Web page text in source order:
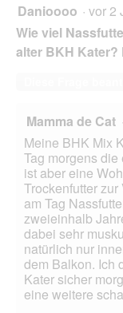
Danioooo · vor 2
Wie viel
alter BKH Kater?
Mamma de Cat ·
Meine BHK Mix
Tag morgens
ist aber eine
Trockenfutter
am Tag
zweieinhalb
dabei sehr
natürlich nur
dem Balkon. Ich
Kater sicher
eine weitere